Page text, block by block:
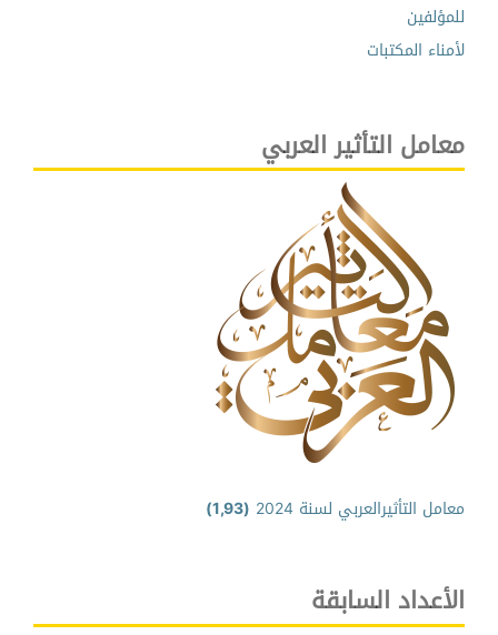
للمؤلفين
لأمناء المكتبات
معامل التأثير العربي
معامل التأثيرالعربي لسنة 2024 (1,93)
الأعداد السابقة